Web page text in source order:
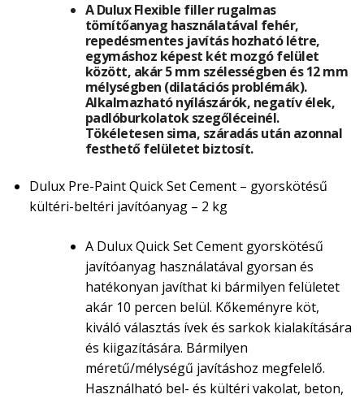
A Dulux Flexible filler rugalmas
tömítőanyag használatával fehér,
repedésmentes javítás hozható létre,
egymáshoz képest két mozgó felület
között, akár 5 mm szélességben és 12 mm
mélységben (dilatációs problémák).
Alkalmazható nyílászárók, negatív élek,
padlóburkolatok szegőléceinél.
Tökéletesen sima, száradás után azonnal
festhető felületet biztosít.
Dulux Pre-Paint Quick Set Cement – gyorskötésű
kültéri-beltéri javítóanyag – 2 kg
A Dulux Quick Set Cement gyorskötésű
javítóanyag használatával gyorsan és
hatékonyan javíthat ki bármilyen felületet
akár 10 percen belül. Kőkeményre köt,
kiváló választás ívek és sarkok kialakítására
és kiigazítására. Bármilyen
méretű/mélységű javításhoz megfelelő.
Használható bel- és kültéri vakolat, beton,